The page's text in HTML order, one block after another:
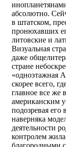
абсолютно.
в штатском,
пронюхавших
литовские и
Визуальная
даже
стране
«одноэтажная
скорее всего,
главное все же
американским
подозревая его
наверняка
деятельности
контролем жила